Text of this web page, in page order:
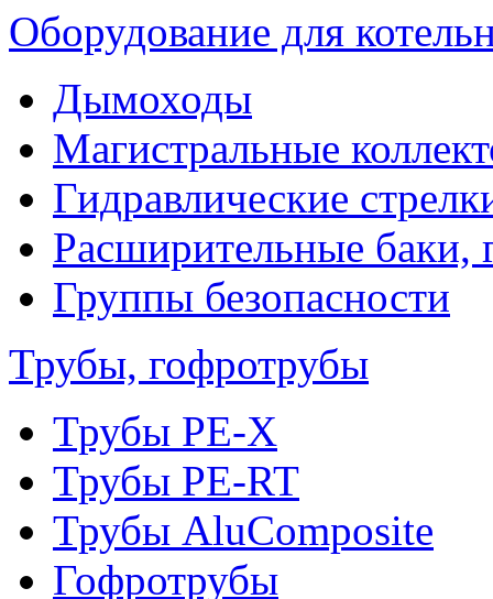
Оборудование для
Дымоходы
Магистральные
Гидравлические
Расширительные баки,
Группы безопасности
Трубы, гофротрубы
Трубы PE-X
Трубы PE-RT
Трубы AluComposite
Гофротрубы